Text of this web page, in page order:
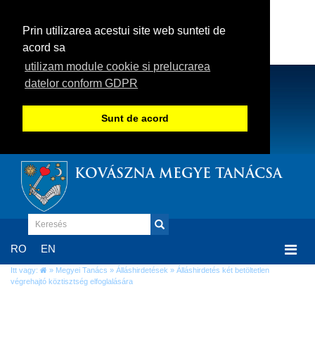
Prin utilizarea acestui site web sunteti de
acord sa
utilizam module cookie si prelucrarea
datelor conform GDPR
Sunt de acord
KOVÁSZNA MEGYE TANÁCSA
RO EN
Itt vagy: » Megyei Tanács » Álláshirdetések » Álláshirdetés két betöltetlen
végrehajtó köztisztség elfoglalására